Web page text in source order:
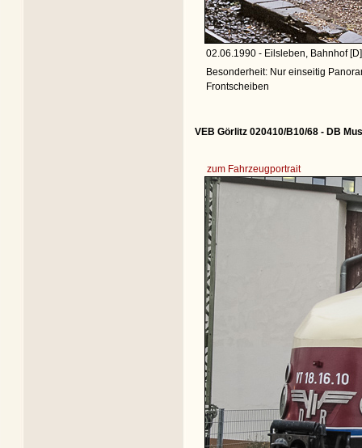
02.06.1990 - Eilsleben, Bahnhof [D]
Besonderheit: Nur einseitig
Frontscheiben
VEB Görlitz 020410/B10/68 - DB
zum Fahrzeugportrait